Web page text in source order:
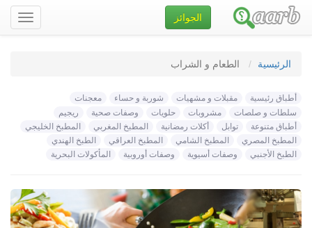
تصفح
الموقع
الجوائز
الرئيسية الطعام و الشراب
أطباق رئيسية مقبلات و مشهيات شوربة و حساء
معجنات
سلطات و صلصات
مشروبات حلويات وصفات صحية
ريجيم
أطباق متنوعة
توابل أكلات رمضانية المطبخ المغربي
المطبخ الخليجي
المطبخ المصري
المطبخ الشامي المطبخ العراقي
الطبخ الهندي
الطبخ الأجنبي
وصفات أسيوية وصفات أوروبية المأكولات البحرية